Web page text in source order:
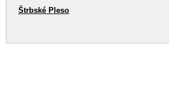
Štrbské Pleso